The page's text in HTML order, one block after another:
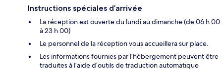
Instructions spéciales d’arrivée
La réception est ouverte du lundi au dimanche (de 06 h 00
à 23 h 00)
Le personnel de la réception vous accueillera sur place.
Les informations fournies par l’hébergement peuvent être
traduites à l’aide d’outils de traduction automatique